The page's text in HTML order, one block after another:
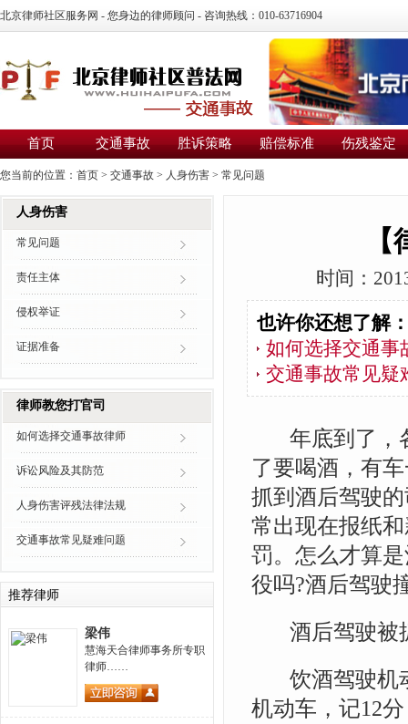
北京律师社区服务网 - 您身边的律师顾问 - 咨询热线：010-63716904
首页 交通事故 胜诉策略 赔偿标准 伤残鉴定
您当前的位置： 首页 > 交通事故 > 人身伤害 > 常见问题
时间：
也许你还想了解
如何选择交通事
交通事故常见疑
年底到了，
了要喝酒，有
抓到酒后驾驶
常出现在报纸
罚。怎么才算
役吗?酒后驾驶
酒后驾驶被
饮酒驾驶机动
机动车，记12
人身伤害
常见问题
责任主体
侵权举证
证据准备
律师教您打官司
如何选择交通事故律师
诉讼风险及其防范
人身伤害评残法律法规
交通事故常见疑难问题
推荐律师
梁伟
慧海天合律师事务所专职
律师……